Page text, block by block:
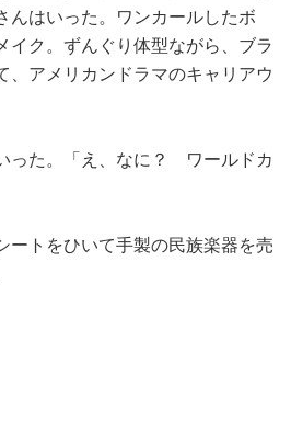
んはいった。ワンカールしたボ
イク。ずんぐり体型ながら、ブラ
、アメリカンドラマのキャリアウ
った。「え、なに？ ワールドカ
トをひいて手製の民族楽器を売